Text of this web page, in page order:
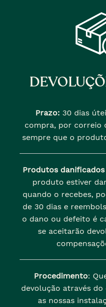
Prazo: 30 dias
compra, por correio
sempre que o
Produtos
produto estiver
quando o recebes,
de 30 dias e
o dano ou defeito é
se aceitarão
Procedimento:
devolução através
as nossas